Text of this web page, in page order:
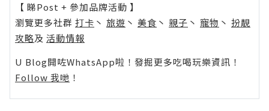
【 睇Post + 參加品牌活動 】
瀏覽更多社群 打卡 丶 旅遊 丶 美食 丶 親子 丶 寵物 丶 扮靚
攻略及 活動情報
U Blog開咗WhatsApp啦！發掘更多吃喝玩樂資訊！
Follow 我哋 ！